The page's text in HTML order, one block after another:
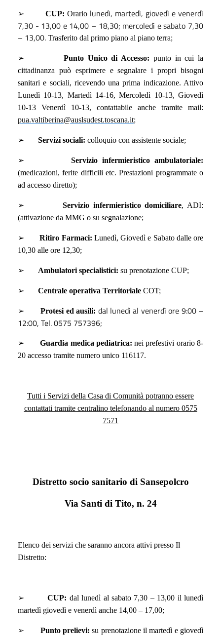
➢ CUP: Orario lunedì, martedì, giovedì e venerdì
7,30 - 13,00 e 14,00 – 18,30; mercoledì e sabato 7,30
– 13,00. Trasferito dal primo piano al piano terra;
➢ Punto Unico di Accesso: punto in cui la
cittadinanza può esprimere e segnalare i propri bisogni
sanitari e sociali, ricevendo una prima indicazione. Attivo
Lunedì 10-13, Martedì 14-16, Mercoledì 10-13, Giovedì
10-13 Venerdì 10-13, contattabile anche tramite mail:
pua.valtiberina@auslsudest.toscana.it;
➢ Servizi sociali: colloquio con assistente sociale;
➢
Servizio infermieristico ambulatoriale:
(medicazioni, ferite difficili etc. Prestazioni programmate o
ad accesso diretto);
➢ Servizio infermieristico domiciliare, ADI:
(attivazione da MMG o su segnalazione;
➢ Ritiro Farmaci: Lunedì, Giovedì e Sabato dalle ore
10,30 alle ore 12,30;
➢ Ambulatori specialistici: su prenotazione CUP;
➢ Centrale operativa Territoriale COT;
➢ Protesi ed ausili: dal lunedì al venerdì ore 9:00 –
12:00, Tel. 0575 757396;
➢ Guardia medica pediatrica: nei prefestivi orario 8-
20 accesso tramite numero unico 116117.
Tutti i Servizi della Casa di Comunità potranno essere
contattati tramite centralino telefonando al numero 0575
7571
Distretto socio sanitario di Sansepolcro
Via Santi di Tito, n. 24
Elenco dei servizi che saranno ancora attivi presso Il
Distretto:
➢ CUP: dal lunedì al sabato 7,30 – 13,00 il lunedì
martedì giovedì e venerdì anche 14,00 – 17,00;
➢ Punto prelievi: su prenotazione il martedì e giovedì